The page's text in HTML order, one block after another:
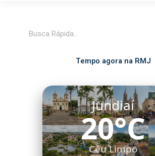
Tempo agora na RMJ
Jundiaí
20°C
Céu Limpo